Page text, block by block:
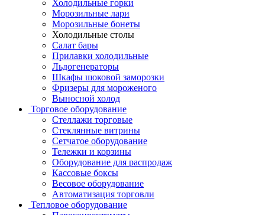
Холодильные горки
Морозильные лари
Морозильные бонеты
Холодильные столы
Салат бары
Прилавки холодильные
Льдогенераторы
Шкафы шоковой заморозки
Фризеры для мороженого
Выносной холод
Торговое оборудование
Стеллажи торговые
Стеклянные витрины
Сетчатое оборудование
Тележки и корзины
Оборудование для распродаж
Кассовые боксы
Весовое оборудование
Автоматизация торговли
Тепловое оборудование